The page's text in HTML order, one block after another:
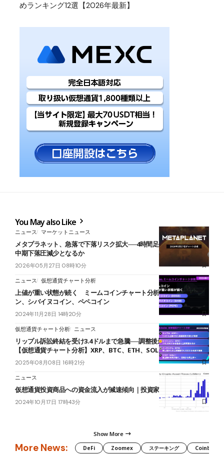
めランキング12選【2026年最新】
You May also Like
ニュース マーケットニュース
メタプラネット、急落で下落リスク拡大──4時間足長期HMA維持し
中期下落圧減少となるか
2026年05月27日 08時10分
ニュース 仮想通貨チャート分析
上値が重い状態が続く ミームコインチャート分析｜ドージコイ
ン、シバイヌコイン、ペペコイン
2024年11月28日 14時20分
仮想通貨チャート分析 ニュース
リップル訴訟終結を受け3.4ドルまで急騰──調整後最高値更新に期待
【仮想通貨チャート分析】XRP、BTC、ETH、SOL
2025年08月08日 16時21分
ニュース
仮想通貨投資商品への資金流入が減速傾向｜投資家は躊躇か
2024年10月17日 17時43分
Show More
More News: DeFi Zoomex ステーキング Coinbase